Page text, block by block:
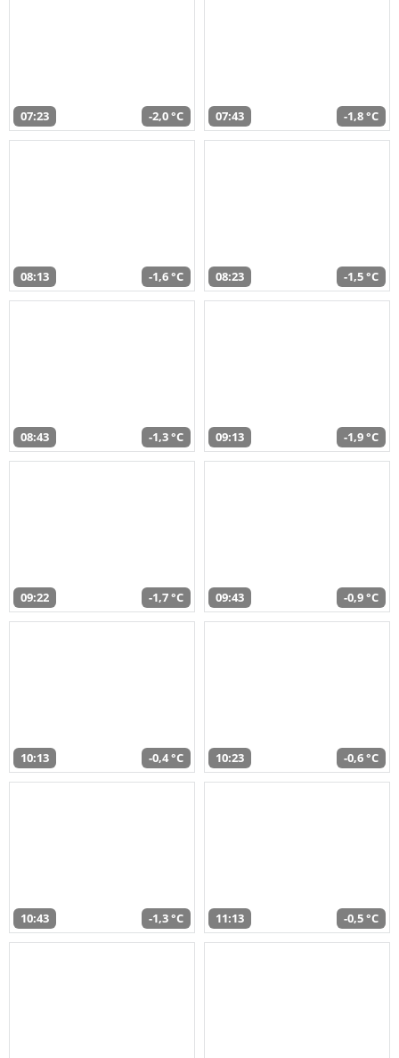
07:23 -2,0 °C 07:43 -1,8 °C
08:13 -1,6 °C 08:23 -1,5 °C
08:43 -1,3 °C 09:13 -1,9 °C
09:22 -1,7 °C 09:43 -0,9 °C
10:13 -0,4 °C 10:23 -0,6 °C
10:43 -1,3 °C 11:13 -0,5 °C